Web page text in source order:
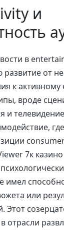
и
в
от
к
вроде
и
7к
имел
или
Этот
отрасли